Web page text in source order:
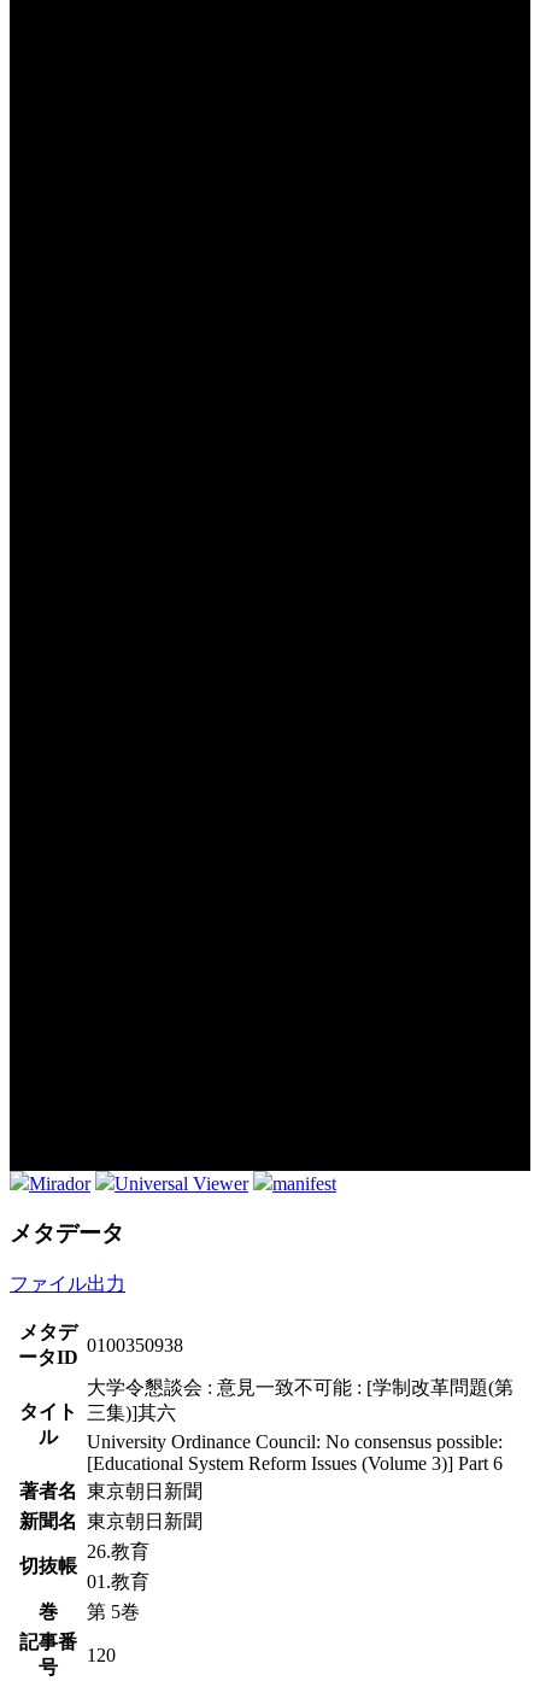
Mirador Universal Viewer manifest
メタデータ
ファイル出力
メタデ
ータID
0100350938
タイト
ル
大学令懇談会 : 意見一致不可能 : [学制改革問題(第
三集)]其六
University Ordinance Council: No consensus possible:
[Educational System Reform Issues (Volume 3)] Part 6
著者名 東京朝日新聞
新聞名 東京朝日新聞
切抜帳
26.教育
01.教育
巻
第 5巻
記事番
号
120